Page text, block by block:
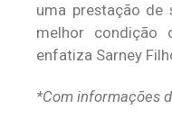
uma prestação de
melhor condição
enfatiza Sarney
*Com informações